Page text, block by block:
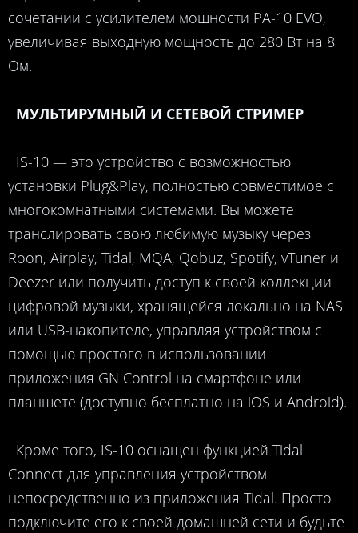
сочетании с усилителем мощности PA-10 EVO,
увеличивая выходную мощность до 280 Вт на 8
Ом.
МУЛЬТИРУМНЫЙ И СЕТЕВОЙ СТРИМЕР
IS-10 — это устройство с возможностью
установки Plug&Play, полностью совместимое с
многокомнатными системами. Вы можете
транслировать свою любимую музыку через
Roon, Airplay, Tidal, MQA, Qobuz, Spotify, vTuner и
Deezer или получить доступ к своей коллекции
цифровой музыки, хранящейся локально на NAS
или USB-накопителе, управляя устройством с
помощью простого в использовании
приложения GN Control на смартфоне или
планшете (доступно бесплатно на iOS и Android).
Кроме того, IS-10 оснащен функцией Tidal
Connect для управления устройством
непосредственно из приложения Tidal. Просто
подключите его к своей домашней сети и будьте